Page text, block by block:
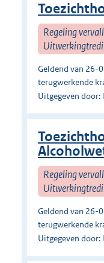
Regeling
Geldend van
terugwerkende
Uitgegeven door:
Regeling
Geldend van
terugwerkende
Uitgegeven door: